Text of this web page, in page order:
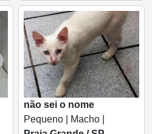
não sei o nome
Pequeno | Macho |